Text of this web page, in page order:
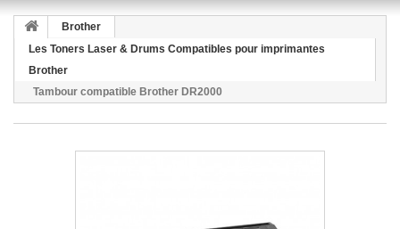
Brother
Les Toners Laser & Drums Compatibles pour imprimantes
Brother
Tambour compatible Brother DR2000